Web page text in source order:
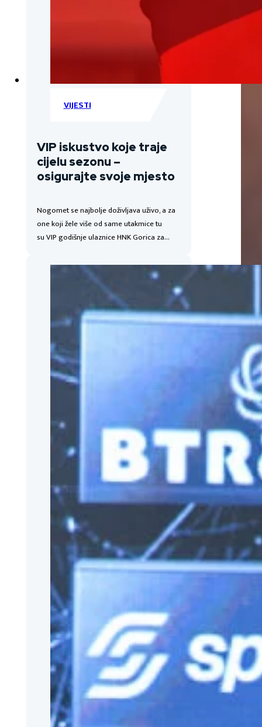
VIJESTI
VIP iskustvo koje traje
cijelu sezonu –
osigurajte svoje mjesto
Nogomet se najbolje doživljava uživo, a za
one koji žele više od same utakmice tu
su VIP godišnje ulaznice HNK Gorica za…